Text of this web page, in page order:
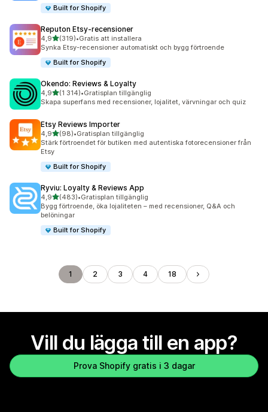
Built for Shopify
Reputon Etsy‑recensioner
4,9av 5 stjärnor
(319)
319 recensioner totalt
•Gratis att installera
Synka Etsy-recensioner automatiskt och bygg förtroende
Built for Shopify
Okendo: Reviews & Loyalty
4,9av 5 stjärnor
(1 314)
1314 recensioner totalt
•Gratisplan tillgänglig
Skapa superfans med recensioner, lojalitet, värvningar och quiz
Etsy Reviews Importer
4,9av 5 stjärnor
(98)
98 recensioner totalt
•Gratisplan tillgänglig
Stärk förtroendet för butiken med autentiska fotorecensioner från
Etsy
Built for Shopify
Ryviu: Loyalty & Reviews App
4,9av 5 stjärnor
(483)
483 recensioner totalt
•Gratisplan tillgänglig
Bygg förtroende, öka lojaliteten – med recensioner, Q&A och
belöningar
Built for Shopify
1 2 3 4 18
Vill du lägga till en app?
Prova Shopify gratis i 3 dagar